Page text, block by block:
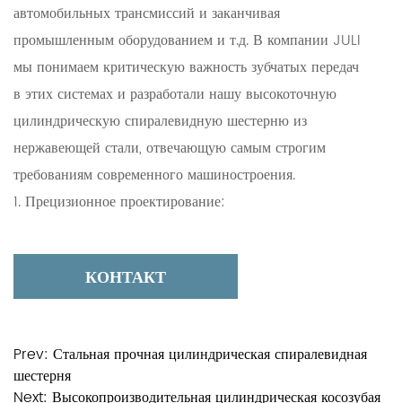
автомобильных трансмиссий и заканчивая
промышленным оборудованием и т.д. В компании JULI
мы понимаем критическую важность зубчатых передач
в этих системах и разработали нашу высокоточную
цилиндрическую спиралевидную шестерню из
нержавеющей стали, отвечающую самым строгим
требованиям современного машиностроения.
1. Прецизионное проектирование:
точностью инженерных решений на каждом этапе. Мы
используем передовые технологии и придерживаемся
наших клиентов. В результате мы получаем шестерни,
которые работают с исключительной точностью и
КОНТАКТ
Prev: Стальная прочная цилиндрическая спиралевидная
шестерня
Next: Высокопроизводительная цилиндрическая косозубая